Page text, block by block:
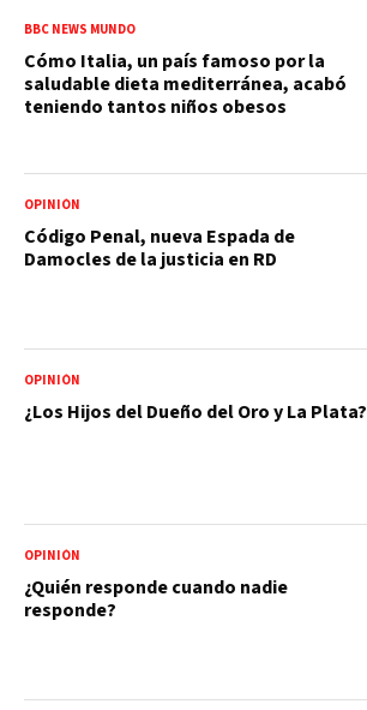
BBC NEWS MUNDO
Cómo Italia, un país famoso por la
saludable dieta mediterránea, acabó
teniendo tantos niños obesos
OPINIÓN
Código Penal, nueva Espada de
Damocles de la justicia en RD
OPINIÓN
¿Los Hijos del Dueño del Oro y La Plata?
OPINIÓN
¿Quién responde cuando nadie
responde?